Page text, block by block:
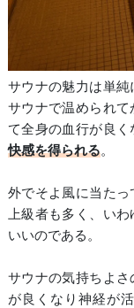
サウナの魅力は単純
サウナで温められ
て全身の血行が良く
快感を得られる。
外でそよ風に当た
上級者も多く、い
いいのである。
サウナの気持ちよ
が良くなり神経が